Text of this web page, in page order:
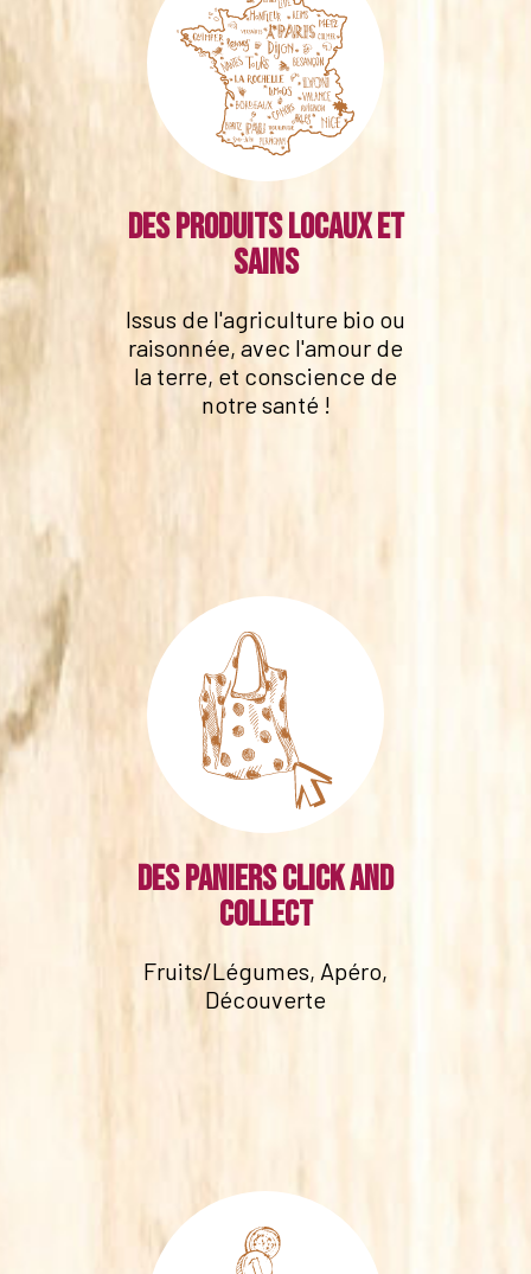
Des produits locaux et
sains
Issus de l'agriculture bio ou
raisonnée, avec l'amour de
la terre, et conscience de
notre santé !
Des paniers click and
collect
Fruits/Légumes, Apéro,
Découverte